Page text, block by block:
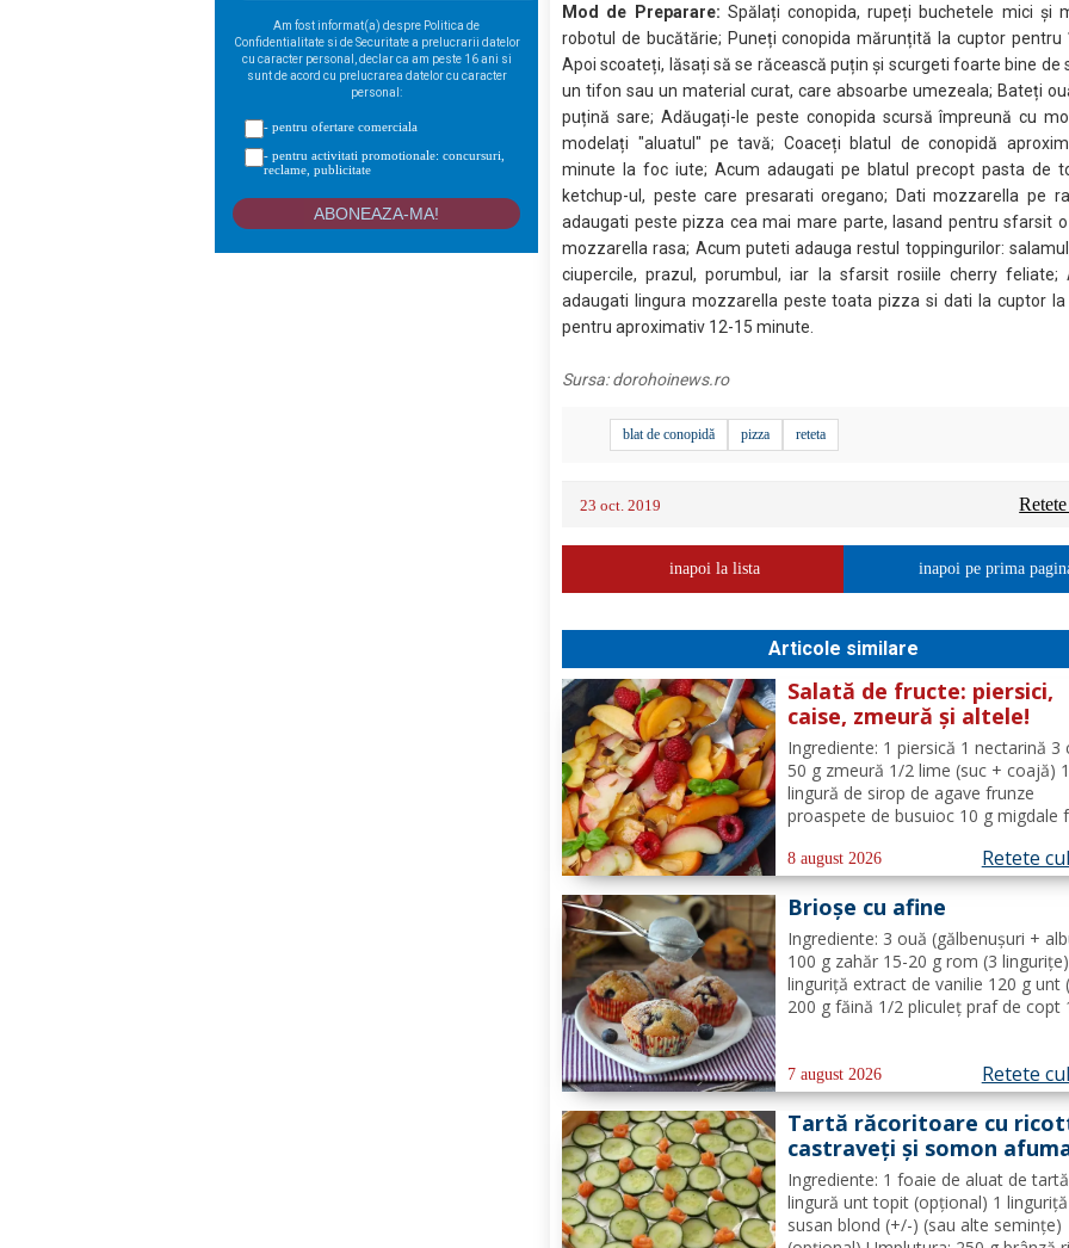
Am fost informat(a) despre Politica de
Confidentialitate si de Securitate a prelucrarii datelor
cu caracter personal, declar ca am peste 16 ani si
sunt de acord cu prelucrarea datelor cu caracter
personal:
- pentru ofertare comerciala
- pentru activitati promotionale: concursuri,
reclame, publicitate
Mod de Preparare: Spălați conopida, rupeți buchetele mici și
robotul de bucătărie; Puneți conopida mărunțită la cuptor pentru
Apoi scoateți, lăsați să se răcească puțin și scurgeti foarte bine de
un tifon sau un material curat, care absoarbe umezeala; Bateți
puțină sare; Adăugați-le peste conopida scursă împreună cu
modelați "aluatul" pe tavă; Coaceți blatul de conopidă
minute la foc iute; Acum adaugati pe blatul precopt pasta de
ketchup-ul, peste care presarati oregano; Dati mozzarella pe
adaugati peste pizza cea mai mare parte, lasand pentru sfarsit
mozzarella rasa; Acum puteti adauga restul toppingurilor:
ciupercile, prazul, porumbul, iar la sfarsit rosiile cherry feliate;
adaugati lingura mozzarella peste toata pizza si dati la cuptor
pentru aproximativ 12-15 minute.
Sursa:dorohoinews.ro
blat de conopidă pizza reteta
23 oct. 2019
inapoi la lista inapoi pe prima
Articole similare
Salată de fructe: piersici,
caise, zmeură și altele!
Ingrediente: 1 piersică 1 nectarină 3
50 g zmeură 1/2 lime (suc + coajă) 1
lingură de sirop de agave frunze
proaspete de busuioc 10 g migdale
de utilizare. Se taie piersicile,
și caisele în felii subțiri. Stoarceți
și...
8 august 2026 Retete
Brioșe cu afine
Ingrediente: 3 ouă (gălbenușuri +
100 g zahăr 15-20 g rom (3
linguriță extract de vanilie 120 g unt
200 g făină 1/2 pliculeț praf de copt
Se adaugă untul topit, făina și praful
7 august 2026 Retete
Tartă răcoritoare cu
castraveți și somon
Ingrediente: 1 foaie de aluat de
lingură unt topit (opțional) 1
susan blond (+/-) (sau alte semințe)